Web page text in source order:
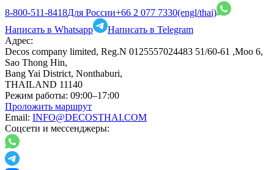
8-800-511-8418Для России+66 2 077 7330(engl/thai)
Написать в Whatsapp
Написать в Telegram
Адрес:
Decos company limited, Reg.N 0125557024483 51/60-61 ,Moo 6,
Sao Thong Hin,
Bang Yai District, Nonthaburi,
THAILAND 11140
Режим работы: 09:00–17:00
Проложить маршрут
Email: INFO@DECOSTHAI.COM
Соцсети и мессенджеры: